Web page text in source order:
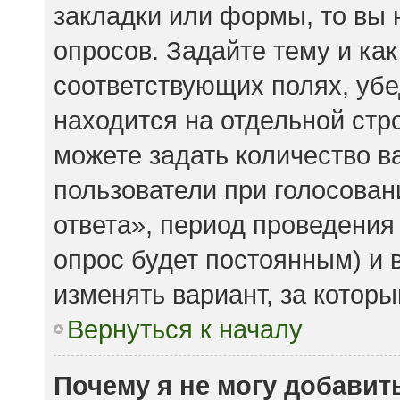
закладки или формы, то вы
опросов. Задайте тему и
соответствующих полях,
находится на отдельной
можете задать количество
пользователи при
ответа», период
опрос будет постоянным) и
изменять вариант, за
Вернуться к началу
Почему я не могу